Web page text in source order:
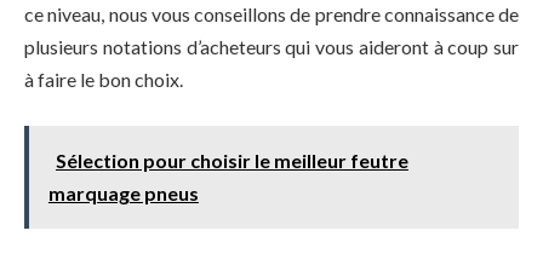
ce niveau, nous vous conseillons de prendre connaissance de
plusieurs notations d’acheteurs qui vous aideront à coup sur
à faire le bon choix.
Sélection pour choisir le meilleur feutre
marquage pneus